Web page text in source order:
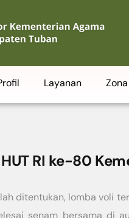
Layanan
RI ke-80
ditentukan, lomba voli
senam bersama di